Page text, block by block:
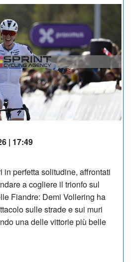
| 17:49
in perfetta solitudine, affrontati
a cogliere il trionfo sul
Fiandre: Demi Vollering ha
sulle strade e sui muri
una delle vittorie più belle